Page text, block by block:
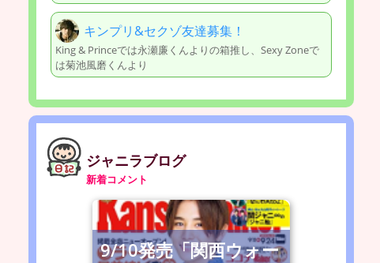
キンプリ&セクゾ友達募集！
King & Princeでは永瀬廉くんよりの箱推し、Sexy Zoneで
は菊池風磨くんより
ジャニラブログ
新着コメント
9/10発売「関西ウォー